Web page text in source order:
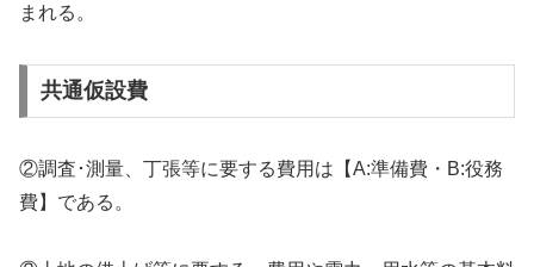
まれる。
共通仮設費
②調査･測量、丁張等に要する費用は【A:準備費・B:役務
費】である。